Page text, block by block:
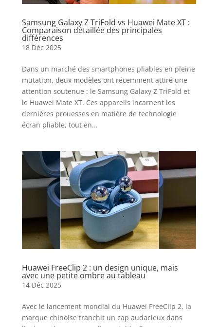
Samsung Galaxy Z TriFold vs Huawei Mate XT :
Comparaison détaillée des principales
différences
18 Déc 2025
Dans un marché des smartphones pliables en pleine
mutation, deux modèles ont récemment attiré une
attention soutenue : le Samsung Galaxy Z TriFold et
le Huawei Mate XT. Ces appareils incarnent les
dernières prouesses en matière de technologie
écran pliable, tout en...
Huawei FreeClip 2 : un design unique, mais
avec une petite ombre au tableau
14 Déc 2025
Avec le lancement mondial du Huawei FreeClip 2, la
marque chinoise franchit un cap audacieux dans